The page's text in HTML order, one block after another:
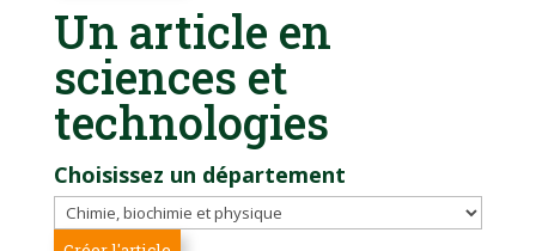
Un article en
sciences et
technologies
Choisissez un département